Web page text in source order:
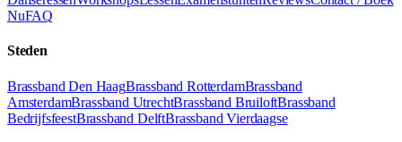
NuFAQ
Steden
Brassband Den HaagBrassband RotterdamBrassband
AmsterdamBrassband UtrechtBrassband BruiloftBrassband
BedrijfsfeestBrassband DelftBrassband Vierdaagse